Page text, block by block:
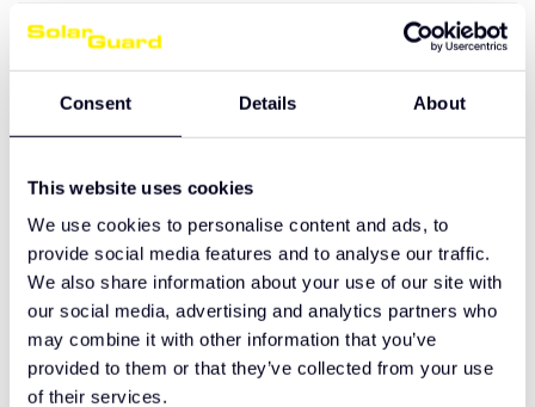
Consent Details About
This website uses cookies
We use cookies to personalise content and ads, to
provide social media features and to analyse our traffic.
We also share information about your use of our site with
our social media, advertising and analytics partners who
may combine it with other information that you’ve
provided to them or that they’ve collected from your use
of their services.
Een MAN TGX die opvalt, overdag én in het
De combinatie van de Classic Lightbox, OZZ
verlichting, DRL units en Talmu lampen geeft deze
overdag, maar zorgt ook in het donker voor een
herkenbare look.
Het resultaat?
Een MAN TGX die gezien mag worden.